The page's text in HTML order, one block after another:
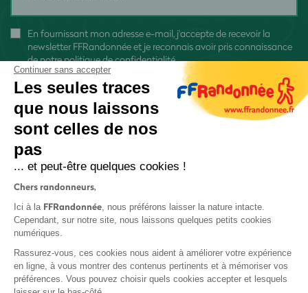
En fournissant mon adresse e-mail, j'accepte de recevoir la
newsletter FFRandonnée et je reconnais avoir pris connaissance
denotre politique de confidentialité
Protection des données
Politique de confidentialité
Continuer sans accepter
Les seules traces
que nous laissons
sont celles de nos
pas
... et peut-être quelques cookies !
Chers randonneurs,
Ici à la FFRandonnée, nous préférons laisser la nature intacte.
Cependant, sur notre site, nous laissons quelques petits cookies
numériques.
Rassurez-vous, ces cookies nous aident à améliorer votre expérience
en ligne, à vous montrer des contenus pertinents et à mémoriser vos
préférences. Vous pouvez choisir quels cookies accepter et lesquels